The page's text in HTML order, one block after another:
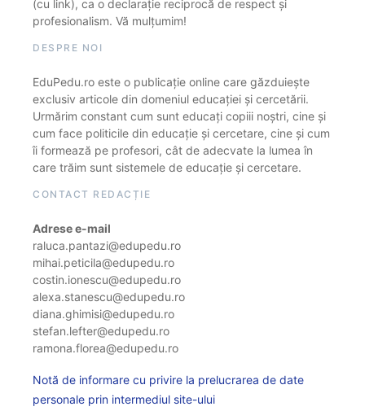
(cu link), ca o declarație reciprocă de respect și
profesionalism. Vă mulțumim!
DESPRE NOI
EduPedu.ro este o publicație online care găzduiește
exclusiv articole din domeniul educației și cercetării.
Urmărim constant cum sunt educați copiii noștri, cine și
cum face politicile din educație și cercetare, cine și cum
îi formează pe profesori, cât de adecvate la lumea în
care trăim sunt sistemele de educație și cercetare.
CONTACT REDACȚIE
Adrese e-mail
raluca.pantazi@edupedu.ro
mihai.peticila@edupedu.ro
costin.ionescu@edupedu.ro
alexa.stanescu@edupedu.ro
diana.ghimisi@edupedu.ro
stefan.lefter@edupedu.ro
ramona.florea@edupedu.ro
Notă de informare cu privire la prelucrarea de date
personale prin intermediul site-ului